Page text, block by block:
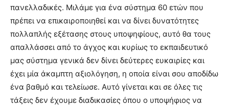
πανελλαδικές. Μιλάμε για ένα σύστημα 60 ετών που
πρέπει να επικαιροποιηθεί και να δίνει δυνατότητες
πολλαπλής εξέτασης στους υποψηφίους, αυτό θα τους
απαλλάσσει από το άγχος και κυρίως το εκπαιδευτικό
μας σύστημα γενικά δεν δίνει δεύτερες ευκαιρίες και
έχει μία άκαμπτη αξιολόγηση, η οποία είναι σου αποδίδω
ένα βαθμό και τελείωσε. Αυτό γίνεται και σε όλες τις
τάξεις δεν έχουμε διαδικασίες όπου ο υποψήφιος να